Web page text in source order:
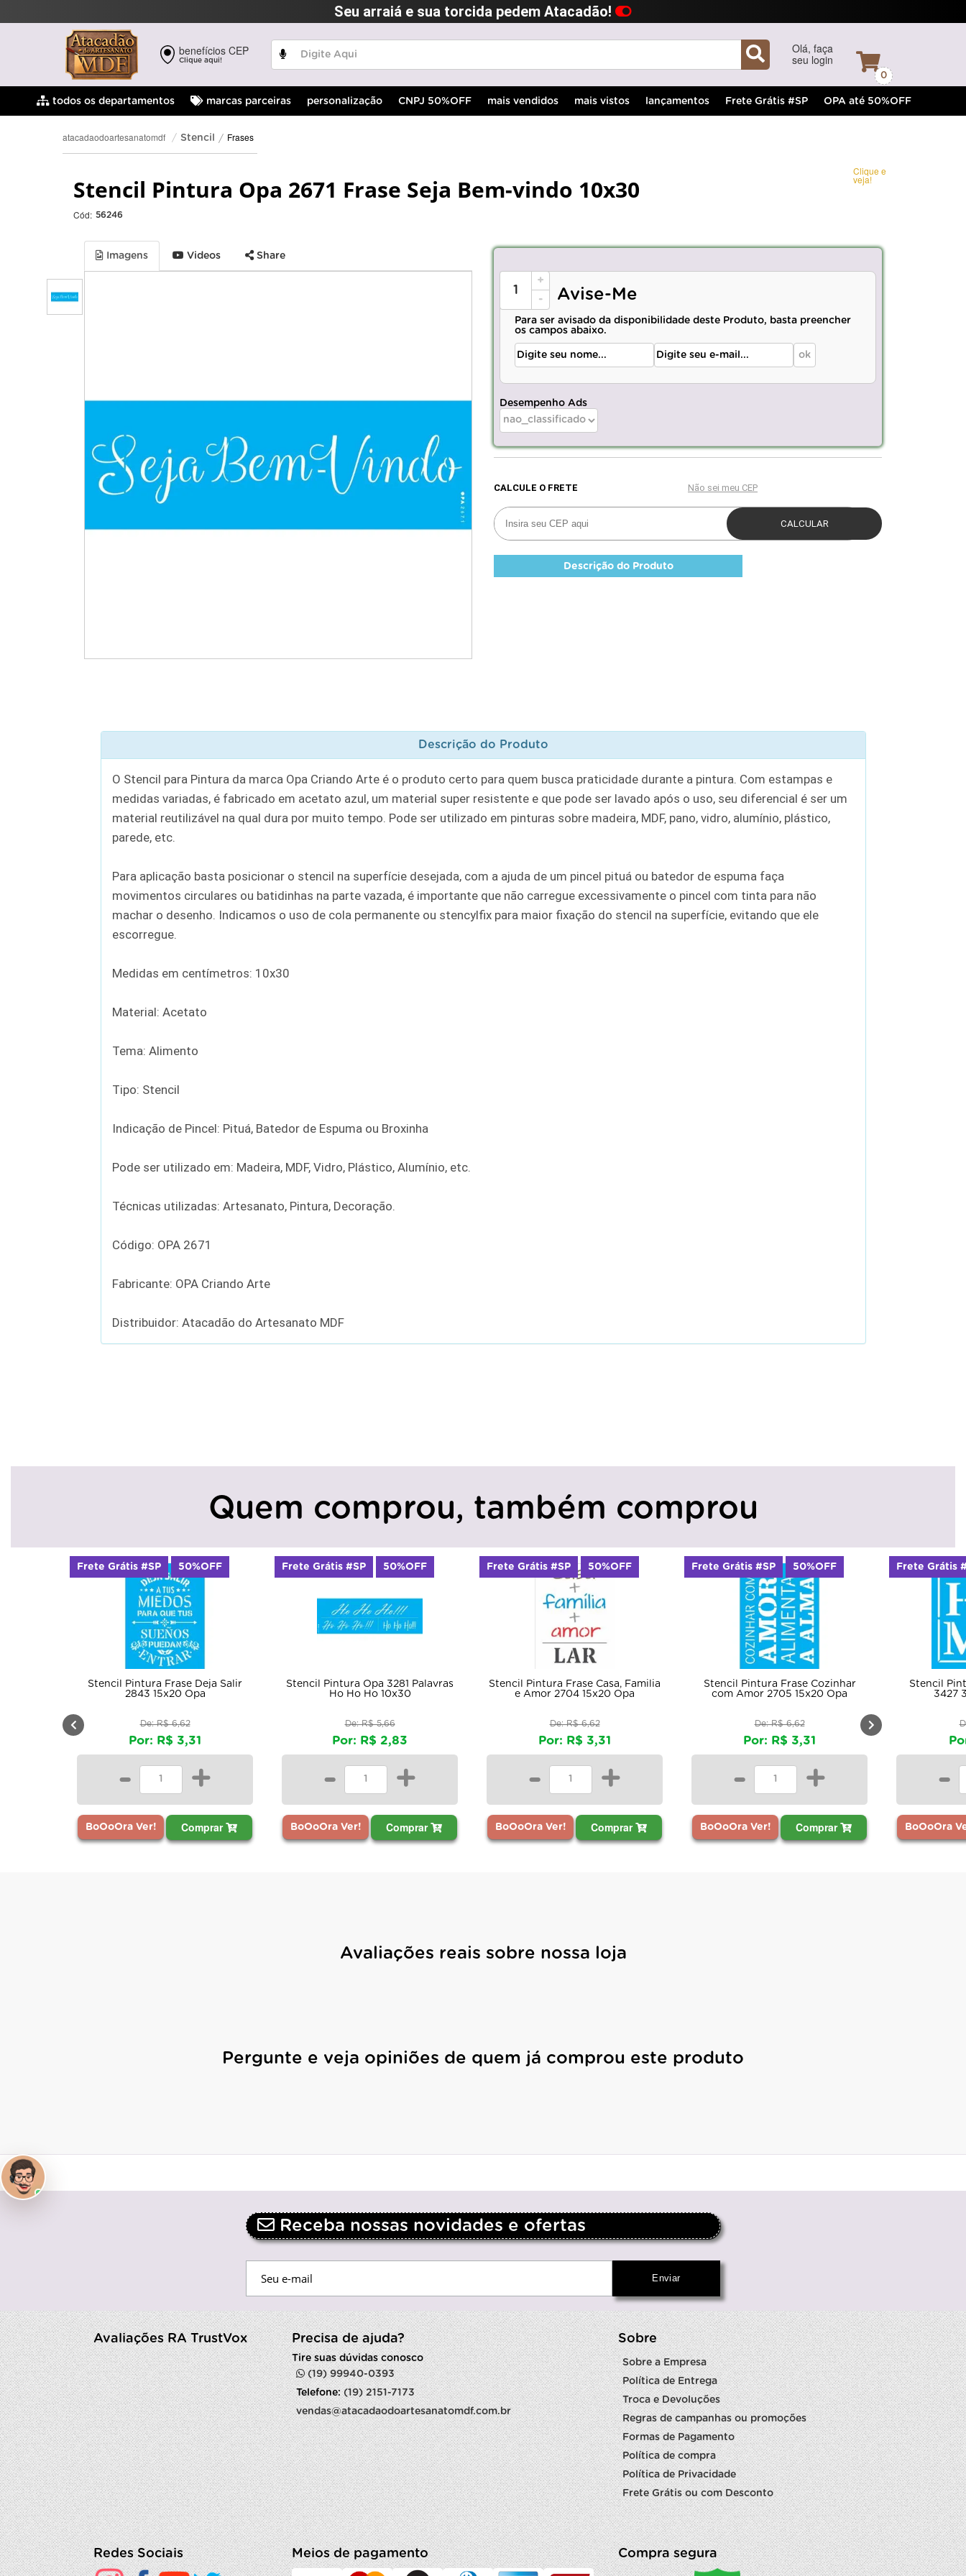
Seu arraiá e sua torcida pedem Atacadão!
benefícios CEP
Clique aqui!
Olá, faça
seu login
0
todos os departamentos marcas parceiras personalização CNPJ 50%OFF mais vendidos mais vistos lançamentos Frete Grátis #SP OPA até 50%OFF
atacadaodoartesanatomdf Stencil Frases
Stencil Pintura Opa 2671 Frase Seja Bem-vindo 10x30
Cód: 56246
Clique e
veja!
Imagens Videos Share
+
-
Avise-Me
Para ser avisado da disponibilidade deste Produto, basta preencher
os campos abaixo.
Desempenho Ads
Descrição do Produto
Descrição do Produto
O Stencil para Pintura da marca Opa Criando Arte é o produto certo para quem busca praticidade durante a pintura. Com estampas e
medidas variadas, é fabricado em acetato azul, um material super resistente e que pode ser lavado após o uso, seu diferencial é ser um
material reutilizável na qual dura por muito tempo. Pode ser utilizado em pinturas sobre madeira, MDF, pano, vidro, alumínio, plástico,
parede, etc.
Para aplicação basta posicionar o stencil na superfície desejada, com a ajuda de um pincel pituá ou batedor de espuma faça
movimentos circulares ou batidinhas na parte vazada, é importante que não carregue excessivamente o pincel com tinta para não
machar o desenho. Indicamos o uso de cola permanente ou stencylfix para maior fixação do stencil na superfície, evitando que ele
escorregue.
Medidas em centímetros: 10x30
Material: Acetato
Tema: Alimento
Tipo: Stencil
Indicação de Pincel: Pituá, Batedor de Espuma ou Broxinha
Pode ser utilizado em: Madeira, MDF, Vidro, Plástico, Alumínio, etc.
Técnicas utilizadas: Artesanato, Pintura, Decoração.
Código: OPA 2671
Fabricante: OPA Criando Arte
Distribuidor: Atacadão do Artesanato MDF
Quem comprou, também comprou
Stencil Pintura Frase Deja Salir
2843 15x20 Opa
De: R$ 6,62
Por: R$ 3,31
- +
BoOoOra Ver! Comprar
Frete Grátis #SP 50%OFF
Stencil Pintura Opa 3281 Palavras
Ho Ho Ho 10x30
De: R$ 5,66
Por: R$ 2,83
- +
BoOoOra Ver! Comprar
Frete Grátis #SP 50%OFF
Stencil Pintura Frase Casa, Familia
e Amor 2704 15x20 Opa
De: R$ 6,62
Por: R$ 3,31
- +
BoOoOra Ver! Comprar
Frete Grátis #SP 50%OFF
Stencil Pintura Frase Cozinhar
com Amor 2705 15x20 Opa
De: R$ 6,62
Por: R$ 3,31
- +
BoOoOra Ver! Comprar
Frete Grátis #SP 50%OFF
Stencil
3427
-
BoOoOra
Frete Grátis
Avaliações reais sobre nossa loja
Pergunte e veja opiniões de quem já comprou este produto
Receba nossas novidades e ofertas
Avaliações RA TrustVox Precisa de ajuda?
Tire suas dúvidas conosco
(19) 99940-0393
Telefone:(19) 2151-7173
vendas@atacadaodoartesanatomdf.com.br
Sobre
Sobre a Empresa
Política de Entrega
Troca e Devoluções
Regras de campanhas ou promoções
Formas de Pagamento
Política de compra
Política de Privacidade
Frete Grátis ou com Desconto
Redes Sociais Meios de pagamento Compra segura